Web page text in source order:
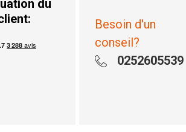
du
Besoin d'un
conseil?
0252605539